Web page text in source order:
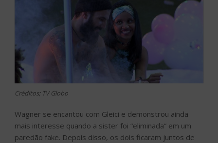
Créditos; TV Globo
Wagner se encantou com Gleici e demonstrou ainda
mais interesse quando a sister foi “eliminada” em um
paredão fake. Depois disso, os dois ficaram juntos de